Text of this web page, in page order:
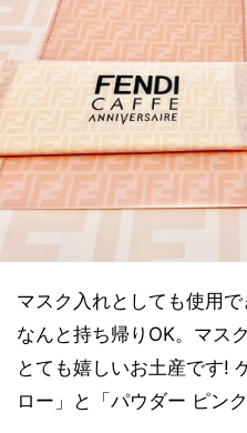
マスク入れとしても使用で
なんと持ち帰りOK。マス
とても嬉しいお土産です!
ロー」と「パウダー ピン